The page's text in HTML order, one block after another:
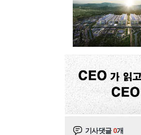
기사댓글0개